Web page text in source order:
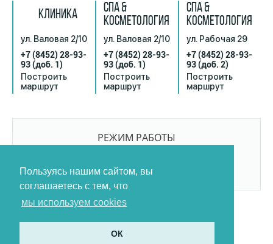
Пользуясь нашим сайтом, вы
соглашаетесь с тем, что
мы используем cookies
ОК
КЛИНИКА
ул. Валовая 2/10
+7 (8452) 28-93-
93(доб. 1)
Построить
маршрут
СПА &
КОСМЕТОЛОГИЯ
ул. Валовая 2/10
+7 (8452) 28-93-
93(доб. 1)
Построить
маршрут
СПА &
КОСМЕТОЛОГИЯ
ул. Рабочая 29
+7 (8452) 28-93-
93(доб. 2)
Построить
маршрут
РЕЖИМ РАБОТЫ
БЕЗ ПЕРЕРЫВОВ И ВЫХОДНЫХ